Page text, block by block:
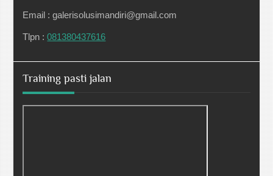
Email : galerisolusimandiri@gmail.com
Tlpn :081380437616
Training pasti jalan